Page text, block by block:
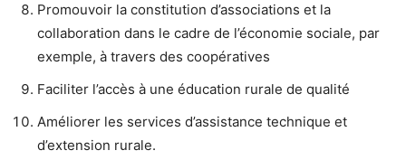
Promouvoir la constitution d’associations et la
collaboration dans le cadre de l’économie sociale, par
exemple, à travers des coopératives
Faciliter l’accès à une éducation rurale de qualité
Améliorer les services d’assistance technique et
d’extension rurale.